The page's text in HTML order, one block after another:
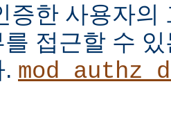
증한 사용자의
접근할 수